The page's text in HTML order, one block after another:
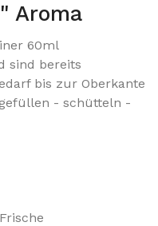
Aroma
60ml
sind bereits
bis zur Oberkante
- schütteln -